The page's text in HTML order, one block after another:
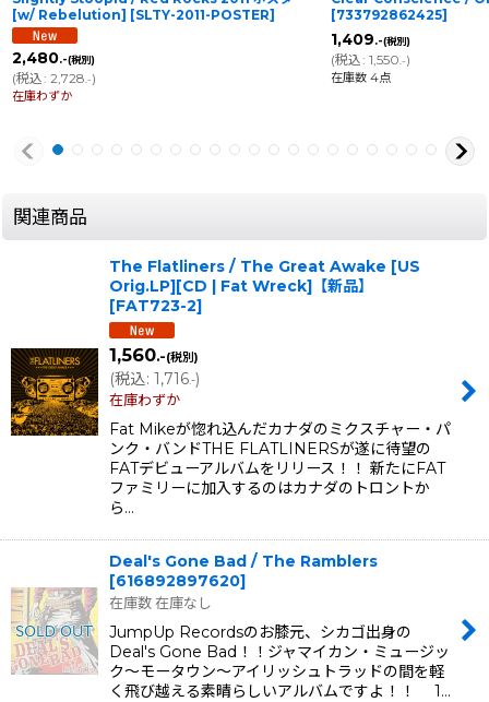
[w/ Rebelution] [SLTY-2011-POSTER]
2,480.-(税別)
(税込: 2,728 .-)
在庫わずか
[733792862425]
1,409.-(税別)
(税込: 1,550 .-)
在庫数 4点
関連商品
The Flatliners / The Great Awake [US
Orig.LP][CD | Fat Wreck]【新品】
[FAT723-2]
1,560.-(税別)
(税込: 1,716.-)
在庫わずか
Fat Mikeが惚れ込んだカナダのミクスチャー・パ
ンク・バンドTHE FLATLINERSが遂に待望の
FATデビューアルバムをリリース！！ 新たにFAT
ファミリーに加入するのはカナダのトロントか
ら…
Deal's Gone Bad / The Ramblers
[616892897620]
在庫数 在庫なし
JumpUp Recordsのお膝元、シカゴ出身の
Deal's Gone Bad！！ジャマイカン・ミュージッ
ク〜モータウン〜アイリッシュトラッドの間を軽
く飛び越える素晴らしいアルバムですよ！！ 1…